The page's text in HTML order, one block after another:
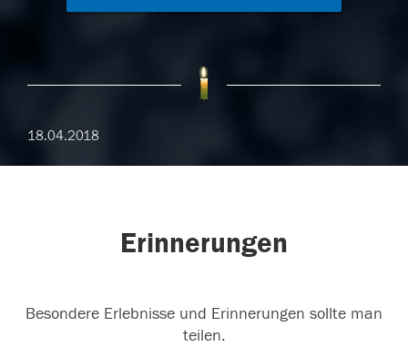
18.04.2018
Erinnerungen
Besondere Erlebnisse und Erinnerungen sollte man
teilen.